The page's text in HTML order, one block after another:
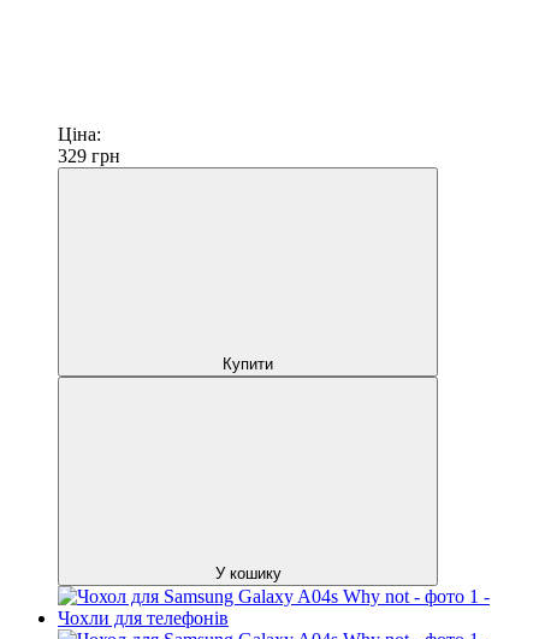
Ціна:
329 грн
Купити
У кошику